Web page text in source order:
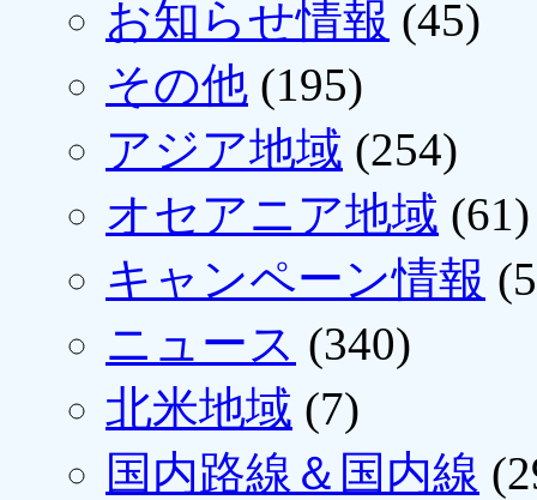
お知らせ情報 (45)
その他 (195)
アジア地域 (254)
オセアニア地域 (61)
キャンペーン情報
ニュース (340)
北米地域 (7)
国内路線＆国内線